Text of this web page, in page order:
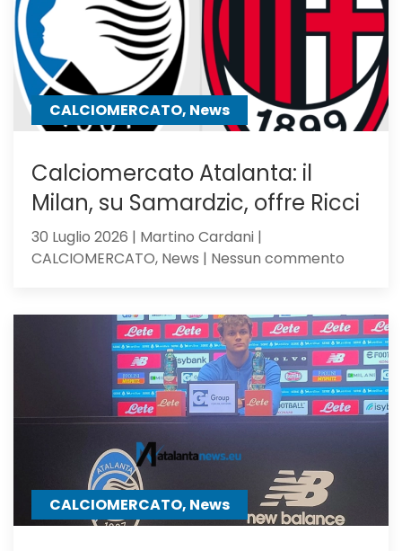
mister
chiama
CALCIOMERCATO, News
Calciomercato Atalanta: il
Milan, su Samardzic, offre Ricci
30 Luglio 2026 | Martino Cardani |
CALCIOMERCATO, News | Nessun commento
il
Milan,
su
offre
Ricci
CALCIOMERCATO, News